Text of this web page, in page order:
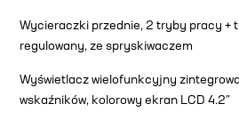
Wycieraczki przednie, 2 tryby pracy +
regulowany, ze spryskiwaczem
Wyświetlacz wielofunkcyjny
wskaźników, kolorowy ekran LCD 4.2″